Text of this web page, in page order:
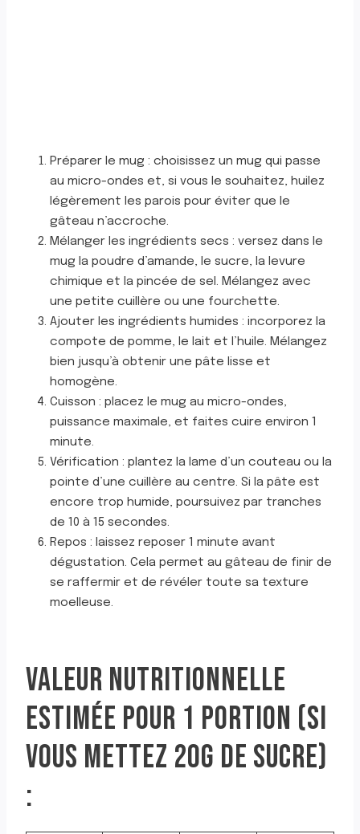
Préparer le mug : choisissez un mug qui passe
au micro-ondes et, si vous le souhaitez, huilez
légèrement les parois pour éviter que le
gâteau n’accroche.
Mélanger les ingrédients secs : versez dans le
mug la poudre d’amande, le sucre, la levure
chimique et la pincée de sel. Mélangez avec
une petite cuillère ou une fourchette.
Ajouter les ingrédients humides : incorporez la
compote de pomme, le lait et l’huile. Mélangez
bien jusqu’à obtenir une pâte lisse et
homogène.
Cuisson : placez le mug au micro-ondes,
puissance maximale, et faites cuire environ 1
minute.
Vérification : plantez la lame d’un couteau ou la
pointe d’une cuillère au centre. Si la pâte est
encore trop humide, poursuivez par tranches
de 10 à 15 secondes.
Repos : laissez reposer 1 minute avant
dégustation. Cela permet au gâteau de finir de
se raffermir et de révéler toute sa texture
moelleuse.
VALEUR NUTRITIONNELLE
ESTIMÉE POUR 1 PORTION (SI
VOUS METTEZ 20G DE SUCRE)
: